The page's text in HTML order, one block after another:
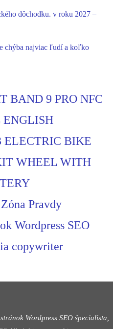
dôchodku. v roku 2027 –
chýba najviac ľudí a koľko
BAND 9 PRO NFC
ELECTRIC BIKE
WHEEL WITH
Pravdy
Wordpress SEO
copywriter
Wordpress SEO špecialista,